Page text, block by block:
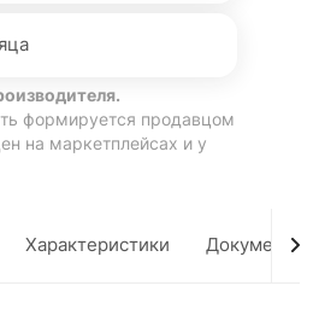
формируется продавцом
на маркетплейсах и у
Характеристики Документы